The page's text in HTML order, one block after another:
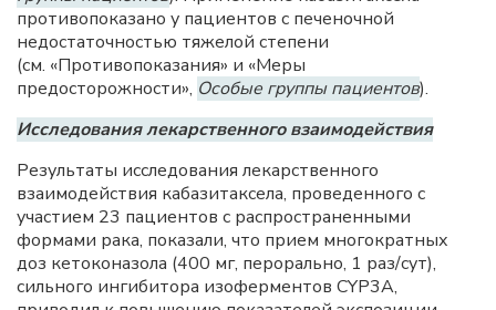
противопоказано у пациентов с печеночной
недостаточностью тяжелой степени
(см. «Противопоказания» и «Меры
предосторожности», Особые группы пациентов).
Исследования лекарственного взаимодействия
Результаты исследования лекарственного
взаимодействия кабазитаксела, проведенного с
участием 23 пациентов с распространенными
формами рака, показали, что прием многократных
доз кетоконазола (400 мг, перорально, 1 раз/сут),
сильного ингибитора изоферментов CYP3A,